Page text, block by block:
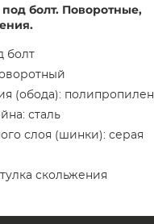
болт. Поворотные,
болт
(обода): полипропилен
сталь
слоя (шинки): серая
скольжения